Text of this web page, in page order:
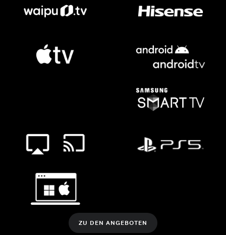
ZU DEN ANGEBOTEN